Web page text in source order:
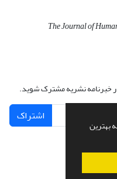
بهترین
The Journal of
خبرنامه نشریه مشترک شوید.
اشتراک
ازسیناوب